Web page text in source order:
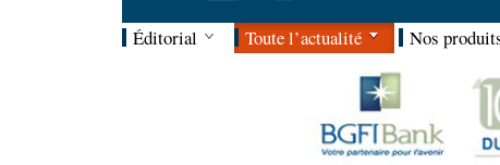
Éditorial Toute l’actualité Nos